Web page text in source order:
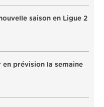
saison en Ligue 2
en prévision la semaine